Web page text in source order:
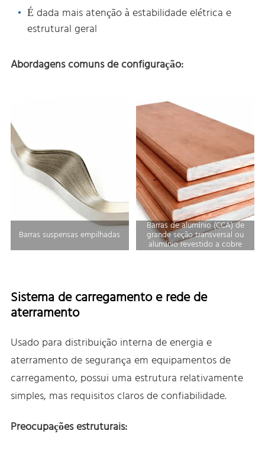
É dada mais atenção à estabilidade elétrica e
estrutural geral
Abordagens comuns de configuração:
Barras suspensas empilhadas
Barras de alumínio (CCA) de
grande seção transversal ou
alumínio revestido a cobre
Sistema de carregamento e rede de
aterramento
Usado para distribuição interna de energia e
aterramento de segurança em equipamentos de
carregamento, possui uma estrutura relativamente
simples, mas requisitos claros de confiabilidade.
Preocupações estruturais: